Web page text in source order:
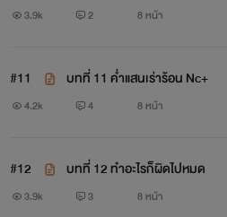
3.9k 2 8 หน้า
#11 บทที่ 11 ค่ำแสนเร่าร้อน Nc+
4.2k 4 8 หน้า
#12 บทที่ 12 ทำอะไรก็ผิดไปหมด
3.9k 3 8 หน้า